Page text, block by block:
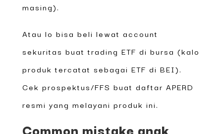
masing).
Atau lo bisa beli lewat account
sekuritas buat trading ETF di bursa (kalo
produk tercatat sebagai ETF di BEI).
Cek prospektus/FFS buat daftar APERD
resmi yang melayani produk ini.
Common mistake anak